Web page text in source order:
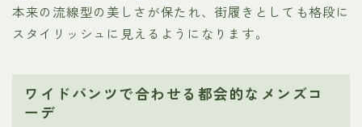
本来の流線型の美しさが保たれ、街履きとしても格段に
スタイリッシュに見えるようになります。
ワイドパンツで合わせる都会的なメンズコ
ーデ